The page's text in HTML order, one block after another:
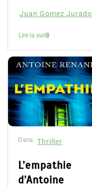
Juan Gomez Jurado
Lire la suite
Dans Thriller
L’empathie
d’Antoine